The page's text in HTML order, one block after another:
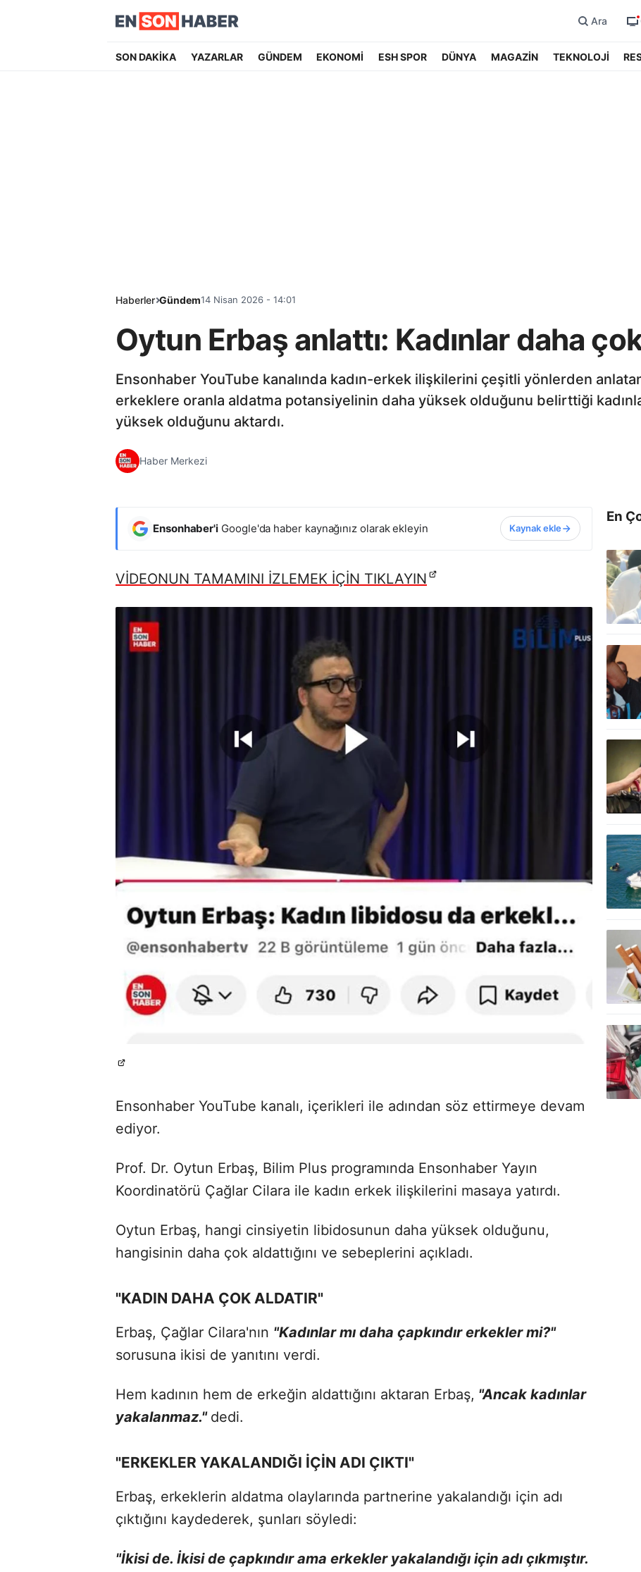
Ara
SON DAKİKA YAZARLAR GÜNDEM EKONOMİ ESH SPOR DÜNYA MAGAZİN TEKNOLOJİ
Haberler Gündem14 Nisan 2026 - 14:01
Oytun Erbaş anlattı: Kadınlar daha
Ensonhaber YouTube kanalında kadın-erkek ilişkilerini çeşitli yönlerden
erkeklere oranla aldatma potansiyelinin daha yüksek olduğunu belirttiği
yüksek olduğunu aktardı.
Haber Merkezi
Ensonhaber'i Google'da haber kaynağınız olarak ekleyin Kaynak ekle
VİDEONUN TAMAMINI İZLEMEK İÇİN TIKLAYIN
Ensonhaber YouTube kanalı, içerikleri ile adından söz ettirmeye devam
ediyor.
Prof. Dr. Oytun Erbaş, Bilim Plus programında Ensonhaber Yayın
Koordinatörü Çağlar Cilara ile kadın erkek ilişkilerini masaya yatırdı.
Oytun Erbaş, hangi cinsiyetin libidosunun daha yüksek olduğunu,
hangisinin daha çok aldattığını ve sebeplerini açıkladı.
"KADIN DAHA ÇOK ALDATIR"
Erbaş, Çağlar Cilara'nın "Kadınlar mı daha çapkındır erkekler mi?"
sorusuna ikisi de yanıtını verdi.
Hem kadının hem de erkeğin aldattığını aktaran Erbaş, "Ancak kadınlar
yakalanmaz." dedi.
"ERKEKLER YAKALANDIĞI İÇİN ADI ÇIKTI"
Erbaş, erkeklerin aldatma olaylarında partnerine yakalandığı için adı
çıktığını kaydederek, şunları söyledi:
"İkisi de. İkisi de çapkındır ama erkekler yakalandığı için adı çıkmıştır.
En